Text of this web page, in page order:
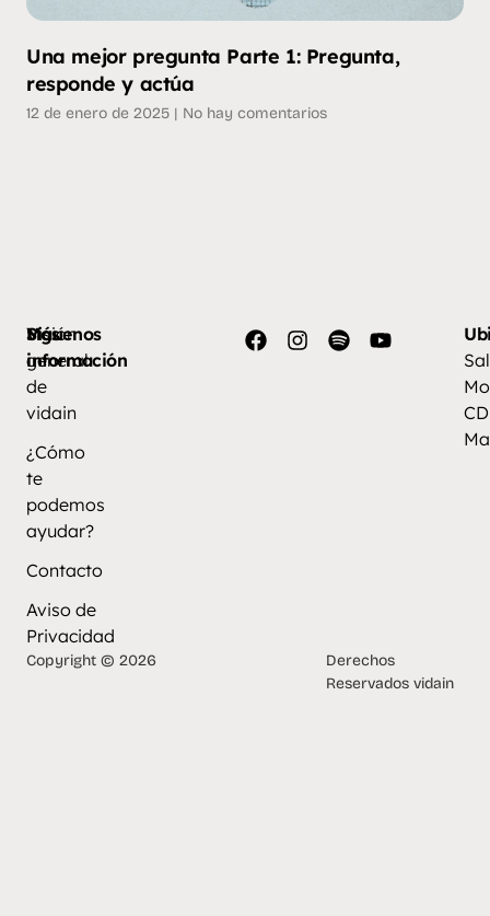
Una mejor pregunta Parte 1: Pregunta,
responde y actúa
12 de enero de 2025 No hay comentarios
Más
información
Visión
general
de
vidain
¿Cómo
te
podemos
ayudar?
Contacto
Aviso de
Privacidad
Síguenos
Copyright © 2026
Derechos
Reservados vidain